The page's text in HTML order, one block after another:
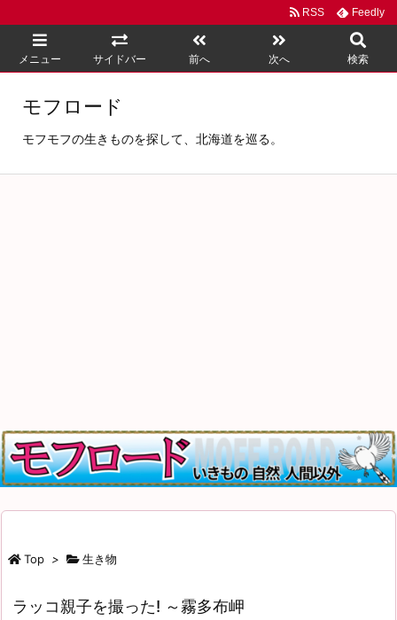
メニュー サイドバー 前へ 次へ 検索
RSS Feedly
モフロード
モフモフの生きものを探して、北海道を巡る。
Top > 生き物
ラッコ親子を撮った! ～霧多布岬